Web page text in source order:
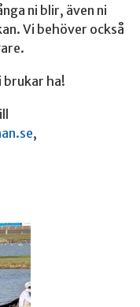
ni blir, även ni
Vi behöver också
brukar ha!
,